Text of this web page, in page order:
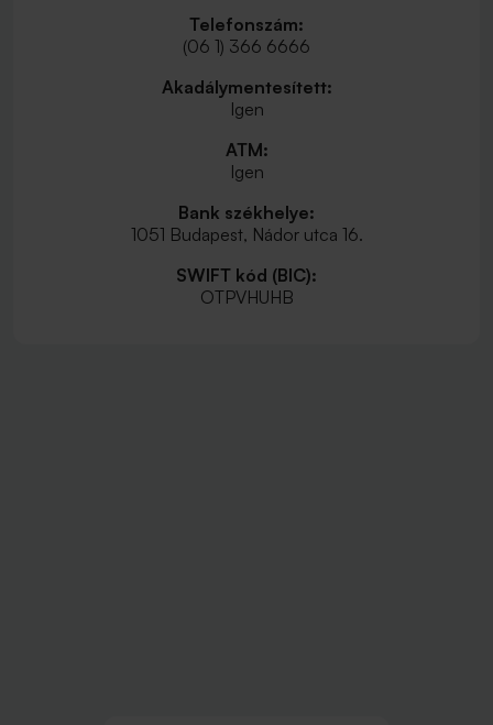
Telefonszám:
(06 1) 366 6666
Akadálymentesített:
Igen
ATM:
Igen
Bank székhelye:
1051 Budapest, Nádor utca 16.
SWIFT kód (BIC):
OTPVHUHB